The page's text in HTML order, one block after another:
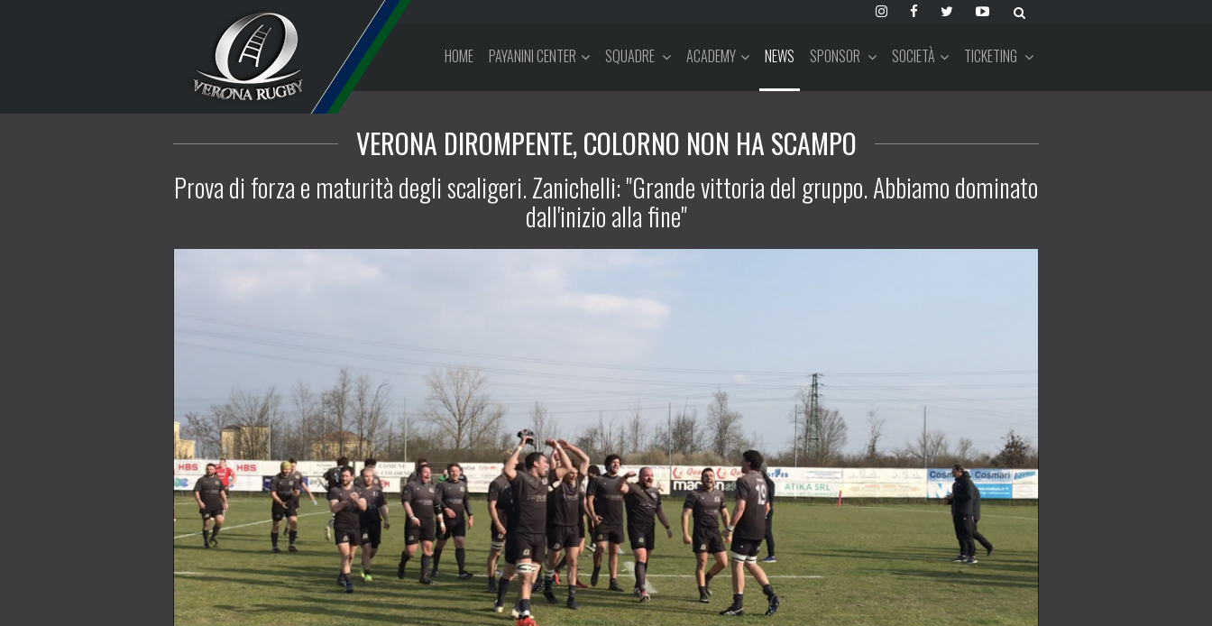
HOME PAYANINI CENTER SQUADRE ACADEMY NEWS SPONSOR SOCIETÀ TICKETING
VERONA DIROMPENTE, COLORNO NON HA SCAMPO
Prova di forza e maturità degli scaligeri. Zanichelli: "Grande vittoria del gruppo. Abbiamo dominato
dall'inizio alla fine"